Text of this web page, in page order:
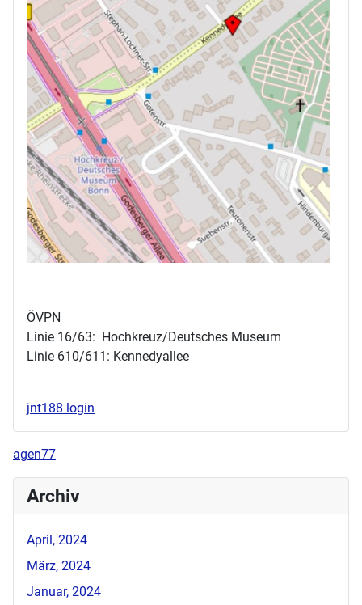
ÖVPN
Linie 16/63: Hochkreuz/Deutsches Museum
Linie 610/611: Kennedyallee
jnt188 login
agen77
Archiv
April, 2024
März, 2024
Januar, 2024